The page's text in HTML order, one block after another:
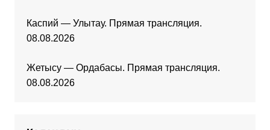
Каспий — Улытау. Прямая трансляция.
08.08.2026
Жетысу — Ордабасы. Прямая трансляция.
08.08.2026